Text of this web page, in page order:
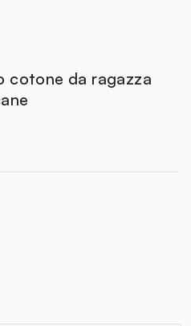
cotone da ragazza